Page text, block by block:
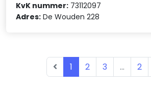
KvK nummer: 73112097
Adres: De Wouden 228
1 2 3 ... 2